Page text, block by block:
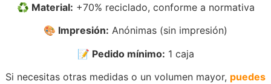
♻️ Material: +70% reciclado, conforme a normativa
🎨 Impresión: Anónimas (sin impresión)
📝 Pedido mínimo: 1 caja
Si necesitas otras medidas o un volumen mayor, puedes